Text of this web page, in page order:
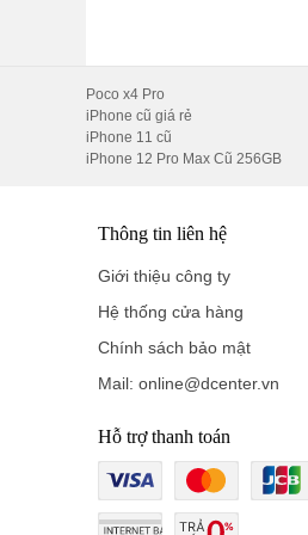
đang ướt.
???? Mua iQOO
Với kinh nghiệm phục vụ
Hệ Thống Chi Nhánh
Hà Nội: 119 Thái
Hải Phòng (CS1):10
72
Hải Dương:35B Chợ
Cần Thơ:184A đường
Poco x4 Pro
iPhone cũ giá rẻ
iPhone 11 cũ
iPhone 12 Pro Max Cũ 256GB
Thông tin liên hệ
Giới thiệu công ty
Hệ thống cửa hàng
Chính sách bảo mật
Mail: online@dcenter.vn
Hỗ trợ thanh toán